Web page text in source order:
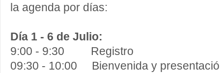
la agenda por días:
Día 1 - 6 de Julio:
9:00 - 9:30 Registro
09:30 - 10:00 Bienvenida y